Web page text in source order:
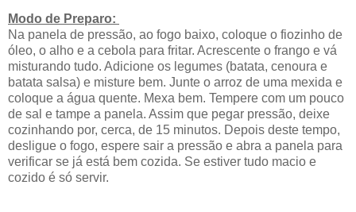
Modo de Preparo:
Na panela de pressão, ao fogo baixo, coloque o fiozinho de
óleo, o alho e a cebola para fritar. Acrescente o frango e vá
misturando tudo. Adicione os legumes (batata, cenoura e
batata salsa) e misture bem. Junte o arroz de uma mexida e
coloque a água quente. Mexa bem. Tempere com um pouco
de sal e tampe a panela. Assim que pegar pressão, deixe
cozinhando por, cerca, de 15 minutos. Depois deste tempo,
desligue o fogo, espere sair a pressão e abra a panela para
verificar se já está bem cozida. Se estiver tudo macio e
cozido é só servir.